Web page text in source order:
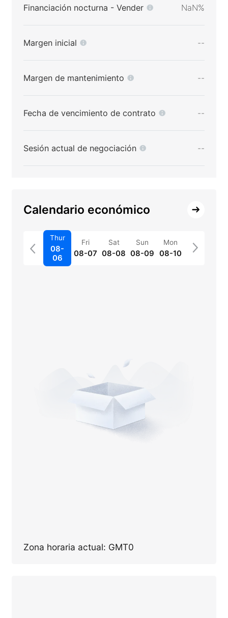
Financiación nocturna - Vender NaN%
Margen inicial --
Margen de mantenimiento --
Fecha de vencimiento de contrato --
Sesión actual de negociación --
Calendario económico
Thur
08-
06
Fri
08-07
Sat
08-08
Sun
08-09
Mon
08-10
Zona horaria actual: GMT0